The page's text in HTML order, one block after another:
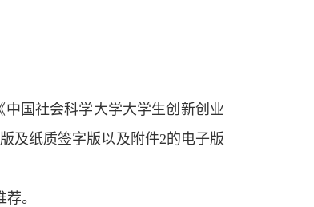
国社会科学大学大学生创新创业
及纸质签字版以及附件2的电子版
。